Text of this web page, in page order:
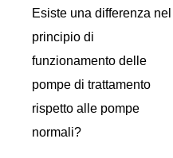
Esiste una differenza nel
principio di
funzionamento delle
pompe di trattamento
rispetto alle pompe
normali?